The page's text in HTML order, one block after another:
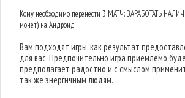
Кому необходимо перенести 3 МАТЧ: ЗАРАБОТАТЬ
монет) на Андроид
Вам подходят игры, как результат
для вас. Предпочительно игра приемлемо
предполагает радостно и с смыслом
так же энергичным людям.